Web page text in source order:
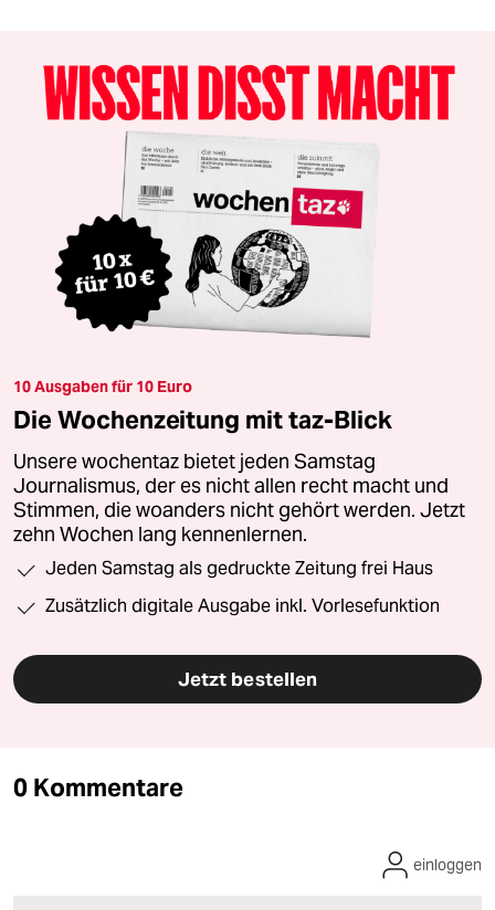
10 Ausgaben für 10 Euro
Die Wochenzeitung mit taz-Blick
Unsere wochentaz bietet jeden Samstag
Journalismus, der es nicht allen recht macht und
Stimmen, die woanders nicht gehört werden. Jetzt
zehn Wochen lang kennenlernen.
Jeden Samstag als gedruckte Zeitung frei Haus
Zusätzlich digitale Ausgabe inkl. Vorlesefunktion
Jetzt bestellen
0 Kommentare
einloggen